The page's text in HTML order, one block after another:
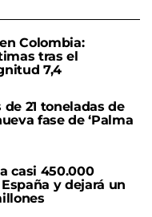
Colombia:
tras el
7,4
de 21 toneladas de
fase de ‘Palma
casi 450.000
y dejará un